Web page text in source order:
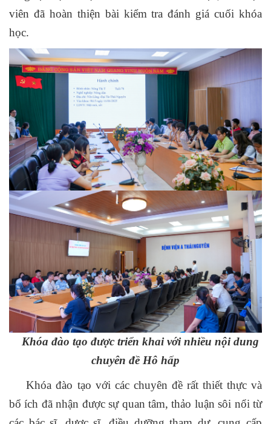
viên đã hoàn thiện bài kiểm tra đánh giá cuối khóa
học.
Khóa đào tạo được triển khai với nhiều nội dung
chuyên đề Hô hấp
Khóa đào tạo với các chuyên đề rất thiết thực và
bổ ích đã nhận được sự quan tâm, thảo luận sôi nổi từ